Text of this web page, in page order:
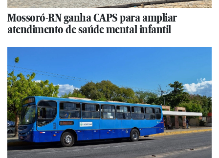
Mossoró-RN ganha CAPS para ampliar
atendimento de saúde mental infantil